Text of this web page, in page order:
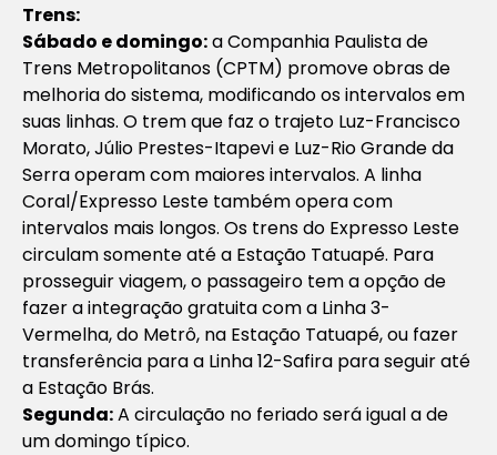
Trens:
Sábado e domingo:a Companhia Paulista de
Trens Metropolitanos (CPTM) promove obras de
melhoria do sistema, modificando os intervalos em
suas linhas. O trem que faz o trajeto Luz-Francisco
Morato, Júlio Prestes-Itapevi e Luz-Rio Grande da
Serra operam com maiores intervalos. A linha
Coral/Expresso Leste também opera com
intervalos mais longos. Os trens do Expresso Leste
circulam somente até a Estação Tatuapé. Para
prosseguir viagem, o passageiro tem a opção de
fazer a integração gratuita com a Linha 3-
Vermelha, do Metrô, na Estação Tatuapé, ou fazer
transferência para a Linha 12-Safira para seguir até
a Estação Brás.
Segunda:A circulação no feriado será igual a de
um domingo típico.